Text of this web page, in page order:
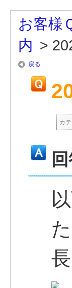
お客様
内 >
戻る
カ